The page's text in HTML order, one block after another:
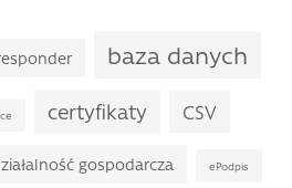
baza danych
certyfikaty CSV
gospodarcza ePodpis